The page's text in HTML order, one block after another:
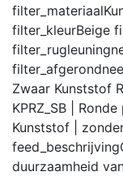
filter_materiaal
filter_kleurBeige
filter_rugleuning
filter_afgerondnee
Zwaar Kunststof
KPRZ_SB |
Kunststof |
feed_beschrijving
duurzaamheid